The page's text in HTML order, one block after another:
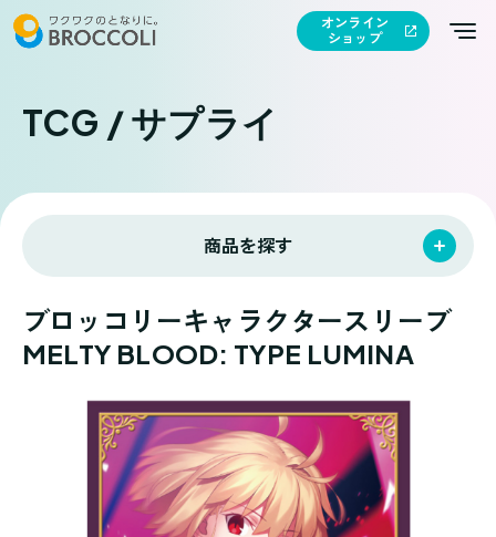
オンライン
ショップ
TCG / サプライ
商品を探す
ブロッコリーキャラクタースリーブ
MELTY BLOOD: TYPE LUMINA